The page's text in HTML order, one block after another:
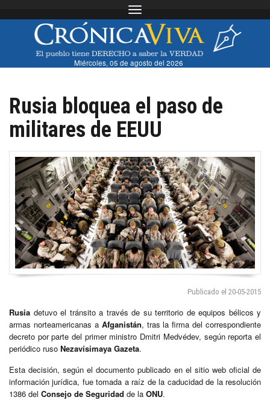
Toggle navigation
Miércoles, 05 de agosto del 2026
Rusia bloquea el paso de
militares de EEUU
Publicado el 20-05-2015
Rusia detuvo el tránsito a través de su territorio de equipos bélicos y
armas norteamericanas a Afganistán, tras la firma del correspondiente
decreto por parte del primer ministro Dmitri Medvédev, según reporta el
periódico ruso Nezavísimaya Gazeta.
Esta decisión, según el documento publicado en el sitio web oficial de
información jurídica, fue tomada a raíz de la caducidad de la resolución
1386 del Consejo de Seguridad de la ONU.